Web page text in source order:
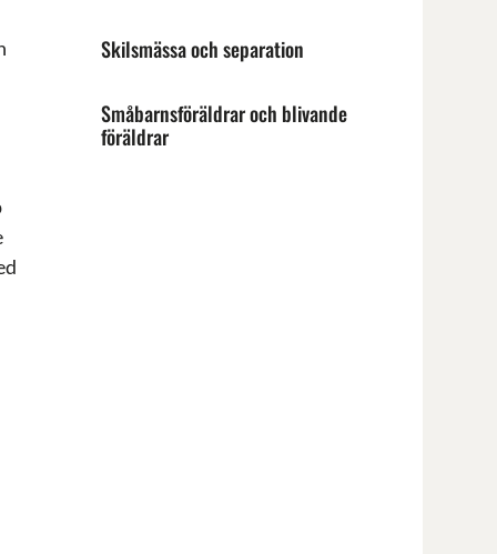
Skilsmässa och separation
Småbarnsföräldrar och blivande
föräldrar